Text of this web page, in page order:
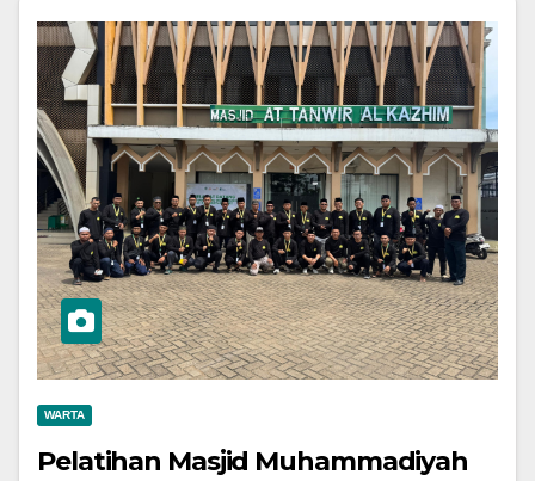
WARTA
Pelatihan Masjid Muhammadiyah